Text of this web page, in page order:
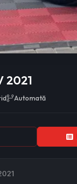
2021
Automată